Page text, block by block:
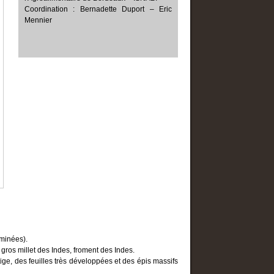
A la Gauloise
Coordination : Bernadette Duport – Eric
Mennier
millet des Indes, froment des Indes.
des feuilles très développées et des épis massifs